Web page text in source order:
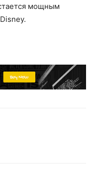
мощным